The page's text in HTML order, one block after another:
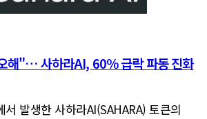
해"… 사하라AI, 60% 급락 파동 진화
발생한 사하라AI(SAHARA) 토큰의